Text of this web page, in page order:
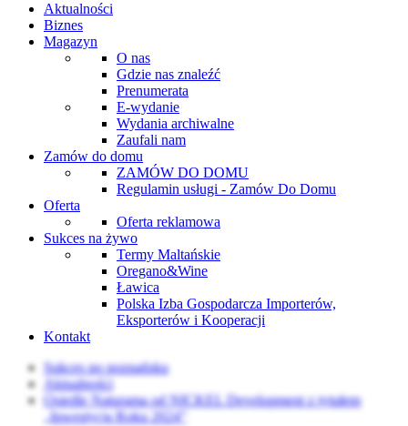
Aktualności
Biznes
Magazyn
O nas
Gdzie nas znaleźć
Prenumerata
E-wydanie
Wydania archiwalne
Zaufali nam
Zamów do domu
ZAMÓW DO DOMU
Regulamin usługi - Zamów Do Domu
Oferta
Oferta reklamowa
Sukces na żywo
Termy Maltańskie
Oregano&Wine
Ławica
Polska Izba Gospodarcza Importerów,
Eksporterów i Kooperacji
Kontakt
Sukces po poznańsku
Aktualności
Osiedle Naturama od NICKEL Development z tytułem
„Inwestycja Roku 2024”